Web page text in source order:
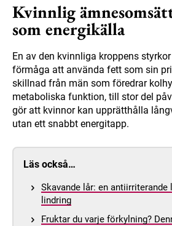
Kvinnlig
som energikälla
En av den kvinnliga kroppens
förmåga att använda fett som sin
skillnad från män som föredrar
metaboliska funktion, till stor del
gör att kvinnor kan upprätthålla
utan ett snabbt energitapp.
Läs också…
Skavande lår: en antiirriterande
lindring
Fruktar du varje förkylning?